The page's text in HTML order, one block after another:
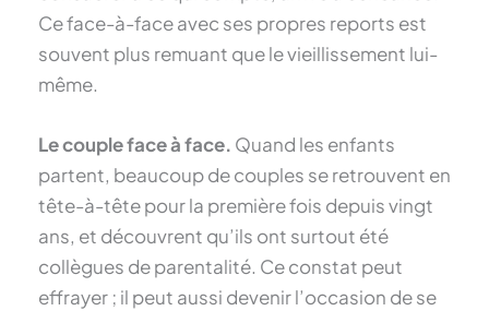
Ce face-à-face avec ses propres reports est
souvent plus remuant que le vieillissement lui-
même.
Le couple face à face. Quand les enfants
partent, beaucoup de couples se retrouvent en
tête-à-tête pour la première fois depuis vingt
ans, et découvrent qu’ils ont surtout été
collègues de parentalité. Ce constat peut
effrayer ; il peut aussi devenir l’occasion de se